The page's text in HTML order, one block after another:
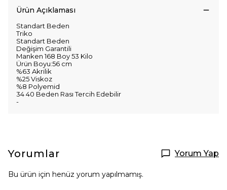
Ürün Açıklaması
Standart Beden
Triko
Standart Beden
Değişim Garantili
Manken 168 Boy 53 Kilo
Ürün Boyu:56 cm
%63 Akrilik
%25 Viskoz
%8 Polyemid
34 40 Beden Rası Tercih Edebilir
-
Yorumlar Yorum Yap
Bu ürün için henüz yorum yapılmamış.